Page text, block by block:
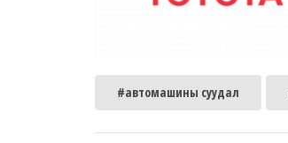
#автомашины суудал